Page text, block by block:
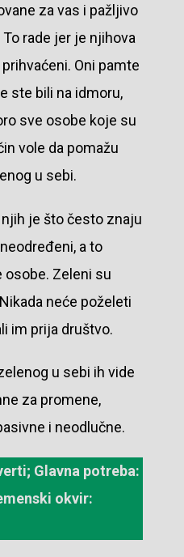
za vas i pažljivo
rade jer je njihova
Oni pamte
ste bili na idmoru,
sve osobe koje su
vole da pomažu
u sebi.
je što često znaju
a to
osobe. Zeleni su
neće poželeti
im prija društvo.
u sebi ih vide
za promene,
i neodlučne.
Glavna potreba:
okvir: